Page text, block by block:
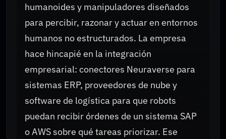
humanoides y manipuladores diseñados
para percibir, razonar y actuar en entornos
humanos no estructurados. La empresa
hace hincapié en la integración
empresarial: conectores Neuraverse para
sistemas ERP, proveedores de nube y
software de logística para que robots
puedan recibir órdenes de un sistema SAP
o AWS sobre qué tareas priorizar. Ese